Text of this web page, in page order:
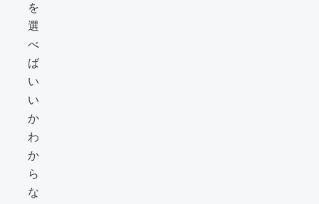
を
選
べ
ば
い
い
か
わ
か
ら
な